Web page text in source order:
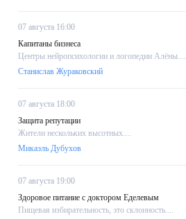
07 августа 16:00
Капитаны бизнеса
Центры нейропсихологии и логопедии Алёны....
Станислав Жураковский
07 августа 18:00
Защита репутации
Жители нескольких высотных....
Микаэль Дубухов
07 августа 19:00
Здоровое питание с доктором Еделевым
Пищевая избирательность, это склонность....